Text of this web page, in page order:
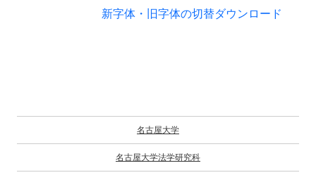
新字体・旧字体の切替ダウンロード
名古屋大学
名古屋大学法学研究科